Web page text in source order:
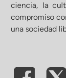
ciencia, la
compromiso
una sociedad